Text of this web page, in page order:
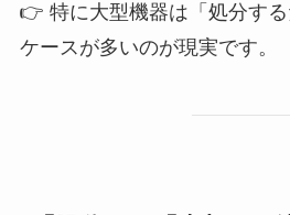
👉 特に大型機器は「処分する
ケースが多いのが現実です。